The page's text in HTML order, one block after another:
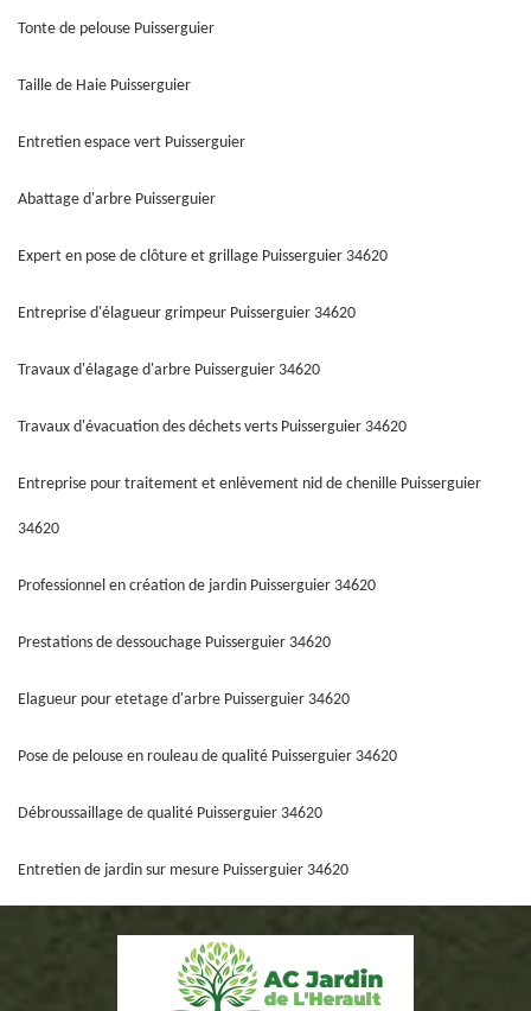
Tonte de pelouse Puisserguier
Taille de Haie Puisserguier
Entretien espace vert Puisserguier
Abattage d'arbre Puisserguier
Expert en pose de clôture et grillage Puisserguier 34620
Entreprise d'élagueur grimpeur Puisserguier 34620
Travaux d'élagage d'arbre Puisserguier 34620
Travaux d'évacuation des déchets verts Puisserguier 34620
Entreprise pour traitement et enlèvement nid de chenille Puisserguier
34620
Professionnel en création de jardin Puisserguier 34620
Prestations de dessouchage Puisserguier 34620
Elagueur pour etetage d'arbre Puisserguier 34620
Pose de pelouse en rouleau de qualité Puisserguier 34620
Débroussaillage de qualité Puisserguier 34620
Entretien de jardin sur mesure Puisserguier 34620